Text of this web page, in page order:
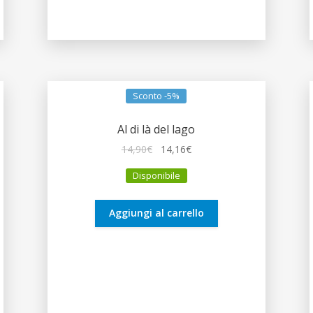
Sconto -5%
Al di là del lago
14,90€
originale
14,90€.
14,16€Il
14,16€.
Disponibile
Aggiungi al carrello